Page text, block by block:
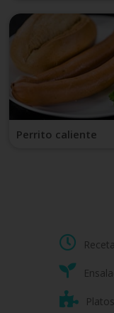
Perrito caliente